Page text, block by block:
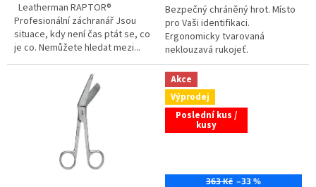
Leatherman RAPTOR®
Profesionální záchranář Jsou
situace, kdy není čas ptát se, co
je co. Nemůžete hledat mezi...
Bezpečný chráněný hrot. Místo
pro Vaši identifikaci.
Ergonomicky tvarovaná
neklouzavá rukojeť.
Bezpečnostní...
Akce
Výprodej
Poslední kus /
kusy
363 Kč –33 %